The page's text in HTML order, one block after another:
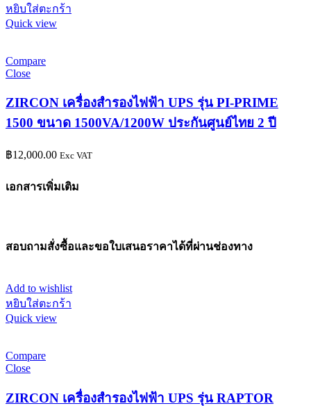
หยิบใส่ตะกร้า
Quick view
Compare
Close
ZIRCON เครื่องสำรองไฟฟ้า UPS รุ่น PI-PRIME
1500 ขนาด 1500VA/1200W ประกันศูนย์ไทย 2 ปี
฿12,000.00 Exc VAT
เอกสารเพิ่มเติม
สอบถามสั่งซื้อและขอใบเสนอราคาได้ที่ผ่านช่องทาง
Add to wishlist
หยิบใส่ตะกร้า
Quick view
Compare
Close
ZIRCON เครื่องสำรองไฟฟ้า UPS รุ่น RAPTOR